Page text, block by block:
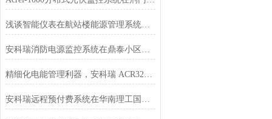
浅谈智能仪表在航站楼能源管理系统中的应用与分析
安科瑞消防电源监控系统在鼎泰小区项目的设计与应用
精细化电能管理利器，安科瑞 ACR320E 三相智能电表全面解析
安科瑞远程预付费系统在华南理工国际校区的设计与应用